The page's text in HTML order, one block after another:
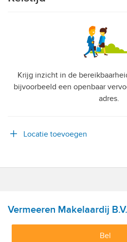
Vermeeren Makelaardij B.V.
Bel
Krijg inzicht in de
bijvoorbeeld een openbaar
adres.
Locatie toevoegen